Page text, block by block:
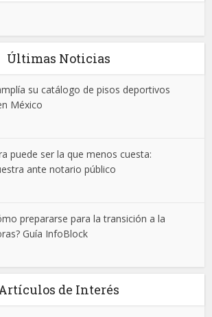
Últimas Noticias
su catálogo de pisos deportivos
México
puede ser la que menos cuesta:
ante notario público
prepararse para la transición a la
Guía InfoBlock
de Interés